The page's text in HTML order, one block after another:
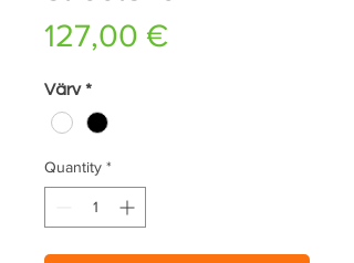
127,00 €Price
Värv *
Quantity *